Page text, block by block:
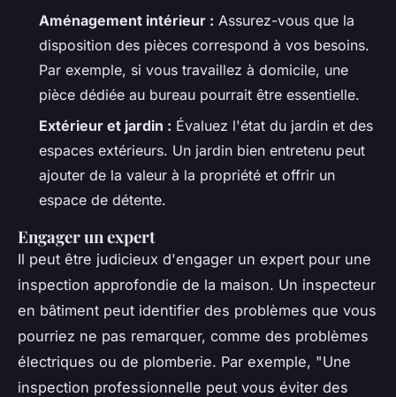
Aménagement intérieur : Assurez-vous que la
disposition des pièces correspond à vos besoins.
Par exemple, si vous travaillez à domicile, une
pièce dédiée au bureau pourrait être essentielle.
Extérieur et jardin : Évaluez l'état du jardin et des
espaces extérieurs. Un jardin bien entretenu peut
ajouter de la valeur à la propriété et offrir un
espace de détente.
Engager un expert
Il peut être judicieux d'engager un expert pour une
inspection approfondie de la maison. Un inspecteur
en bâtiment peut identifier des problèmes que vous
pourriez ne pas remarquer, comme des problèmes
électriques ou de plomberie. Par exemple, "Une
inspection professionnelle peut vous éviter des